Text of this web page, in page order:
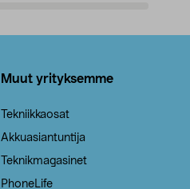
Muut yrityksemme
Tekniikkaosat
Akkuasiantuntija
Teknikmagasinet
PhoneLife